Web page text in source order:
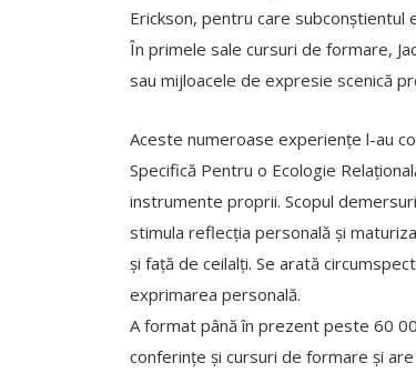
Erickson, pentru care
În primele sale cursuri de formare,
sau mijloacele de expresie scenică
Aceste numeroase experiențe l-au
Specifică Pentru o Ecologie
instrumente proprii. Scopul
stimula reflecția personală și
și față de ceilalți. Se arată
exprimarea personală.
A format până în prezent peste 60
conferințe și cursuri de formare și